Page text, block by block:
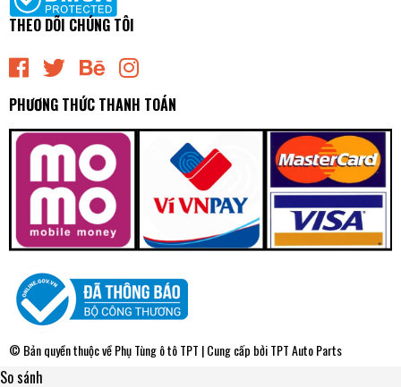
THEO DÕI CHÚNG TÔI
PHƯƠNG THỨC THANH TOÁN
© Bản quyền thuộc vềPhụ Tùng ô tô TPT | Cung cấp bởiTPT Auto Parts
So sánh